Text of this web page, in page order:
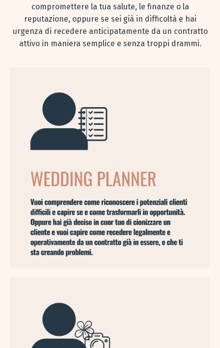
compromettere la tua salute, le finanze o la
reputazione, oppure se sei già in difficoltà e hai
urgenza di recedere anticipatamente da un contratto
attivo in maniera semplice e senza troppi drammi.